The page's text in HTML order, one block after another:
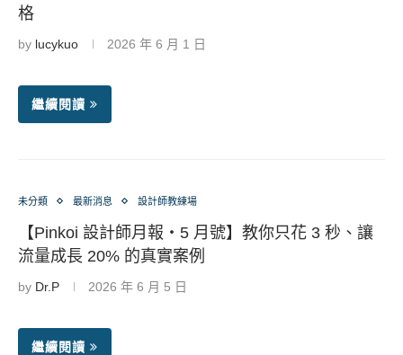
格
by lucykuo 2026 年 6 月 1 日
繼續閱讀
未分類 最新消息 設計師教練場
【Pinkoi 設計師月報・5 月號】教你只花 3 秒、讓
流量成長 20% 的真實案例
by Dr.P 2026 年 6 月 5 日
繼續閱讀